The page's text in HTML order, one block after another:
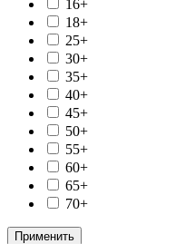
16+
18+
25+
30+
35+
40+
45+
50+
55+
60+
65+
70+
Применить